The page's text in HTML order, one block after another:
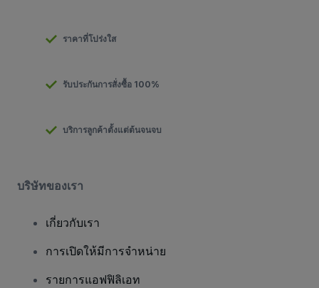
ราคาที่โปร่งใส
รับประกันการสั่งซื้อ 100%
บริการลูกค้าตั้งแต่ต้นจนจบ
บริษัทของเรา
เกี่ยวกับเรา
การเปิดให้มีการจำหน่าย
รายการแอฟฟิลิเอท